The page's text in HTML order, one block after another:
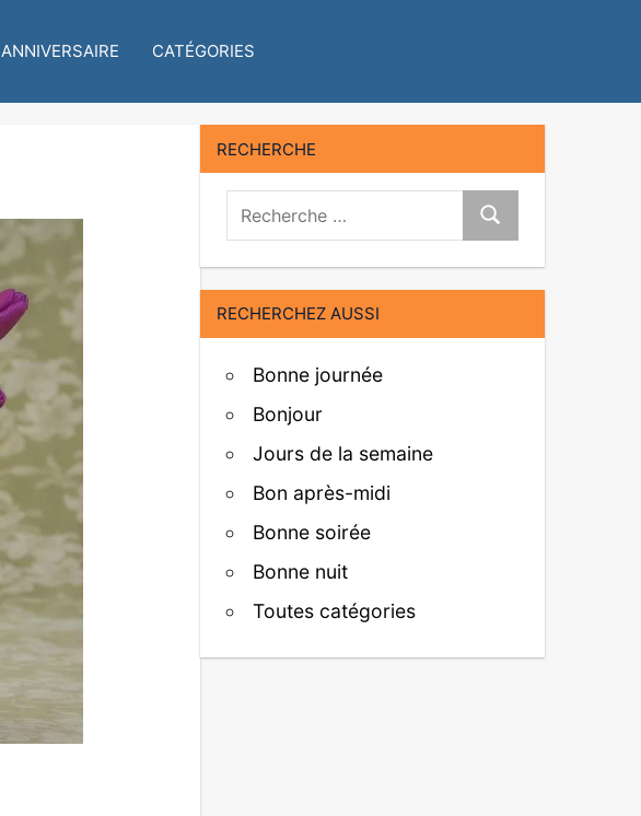
ANNIVERSAIRE CATÉGORIES
RECHERCHE
Recherche:
Recherche
RECHERCHEZ AUSSI
Bonne journée
Bonjour
Jours de la semaine
Bon après-midi
Bonne soirée
Bonne nuit
Toutes catégories